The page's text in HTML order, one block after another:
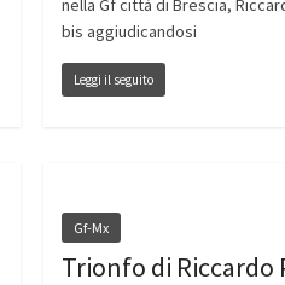
nella Gf città di Brescia,
bis aggiudicandosi
Leggi il seguito
Gf-Mx
Trionfo di Riccardo